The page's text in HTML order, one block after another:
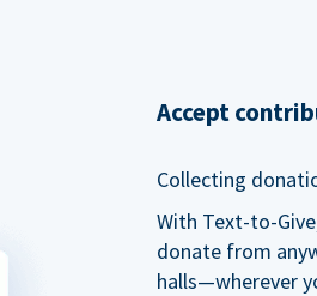
Accept
Collecting
With Text-to-
donate from
halls—wherever